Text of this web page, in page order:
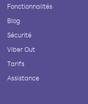
Fonctionnalités
Blog
Sécurité
Viber Out
Tarifs
Assistance